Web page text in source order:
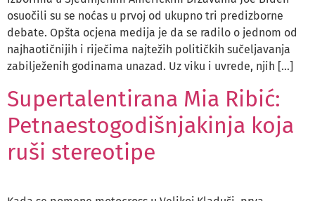
osuočili su se noćas u prvoj od ukupno tri predizborne
debate. Opšta ocjena medija je da se radilo o jednom od
najhaotičnijih i riječima najtežih političkih sučeljavanja
zabilježenih godinama unazad. Uz viku i uvrede, njih […]
Supertalentirana Mia Ribić:
Petnaestogodišnjakinja koja
ruši stereotipe